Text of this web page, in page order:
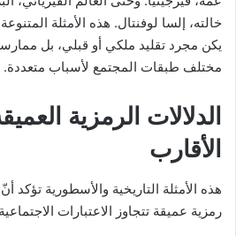
خالته، إلسا لوفنتال. هذه الأمثلة
يكن مجرد تقليد ملكي أو قبلي، بل
مختلف طبقات المجتمع لأسباب متعددة.
الدلالات الرمزية
الأقارب
هذه الأمثلة التاريخية والأسطورية تؤكد
رمزية عميقة تتجاوز الاعتبارات